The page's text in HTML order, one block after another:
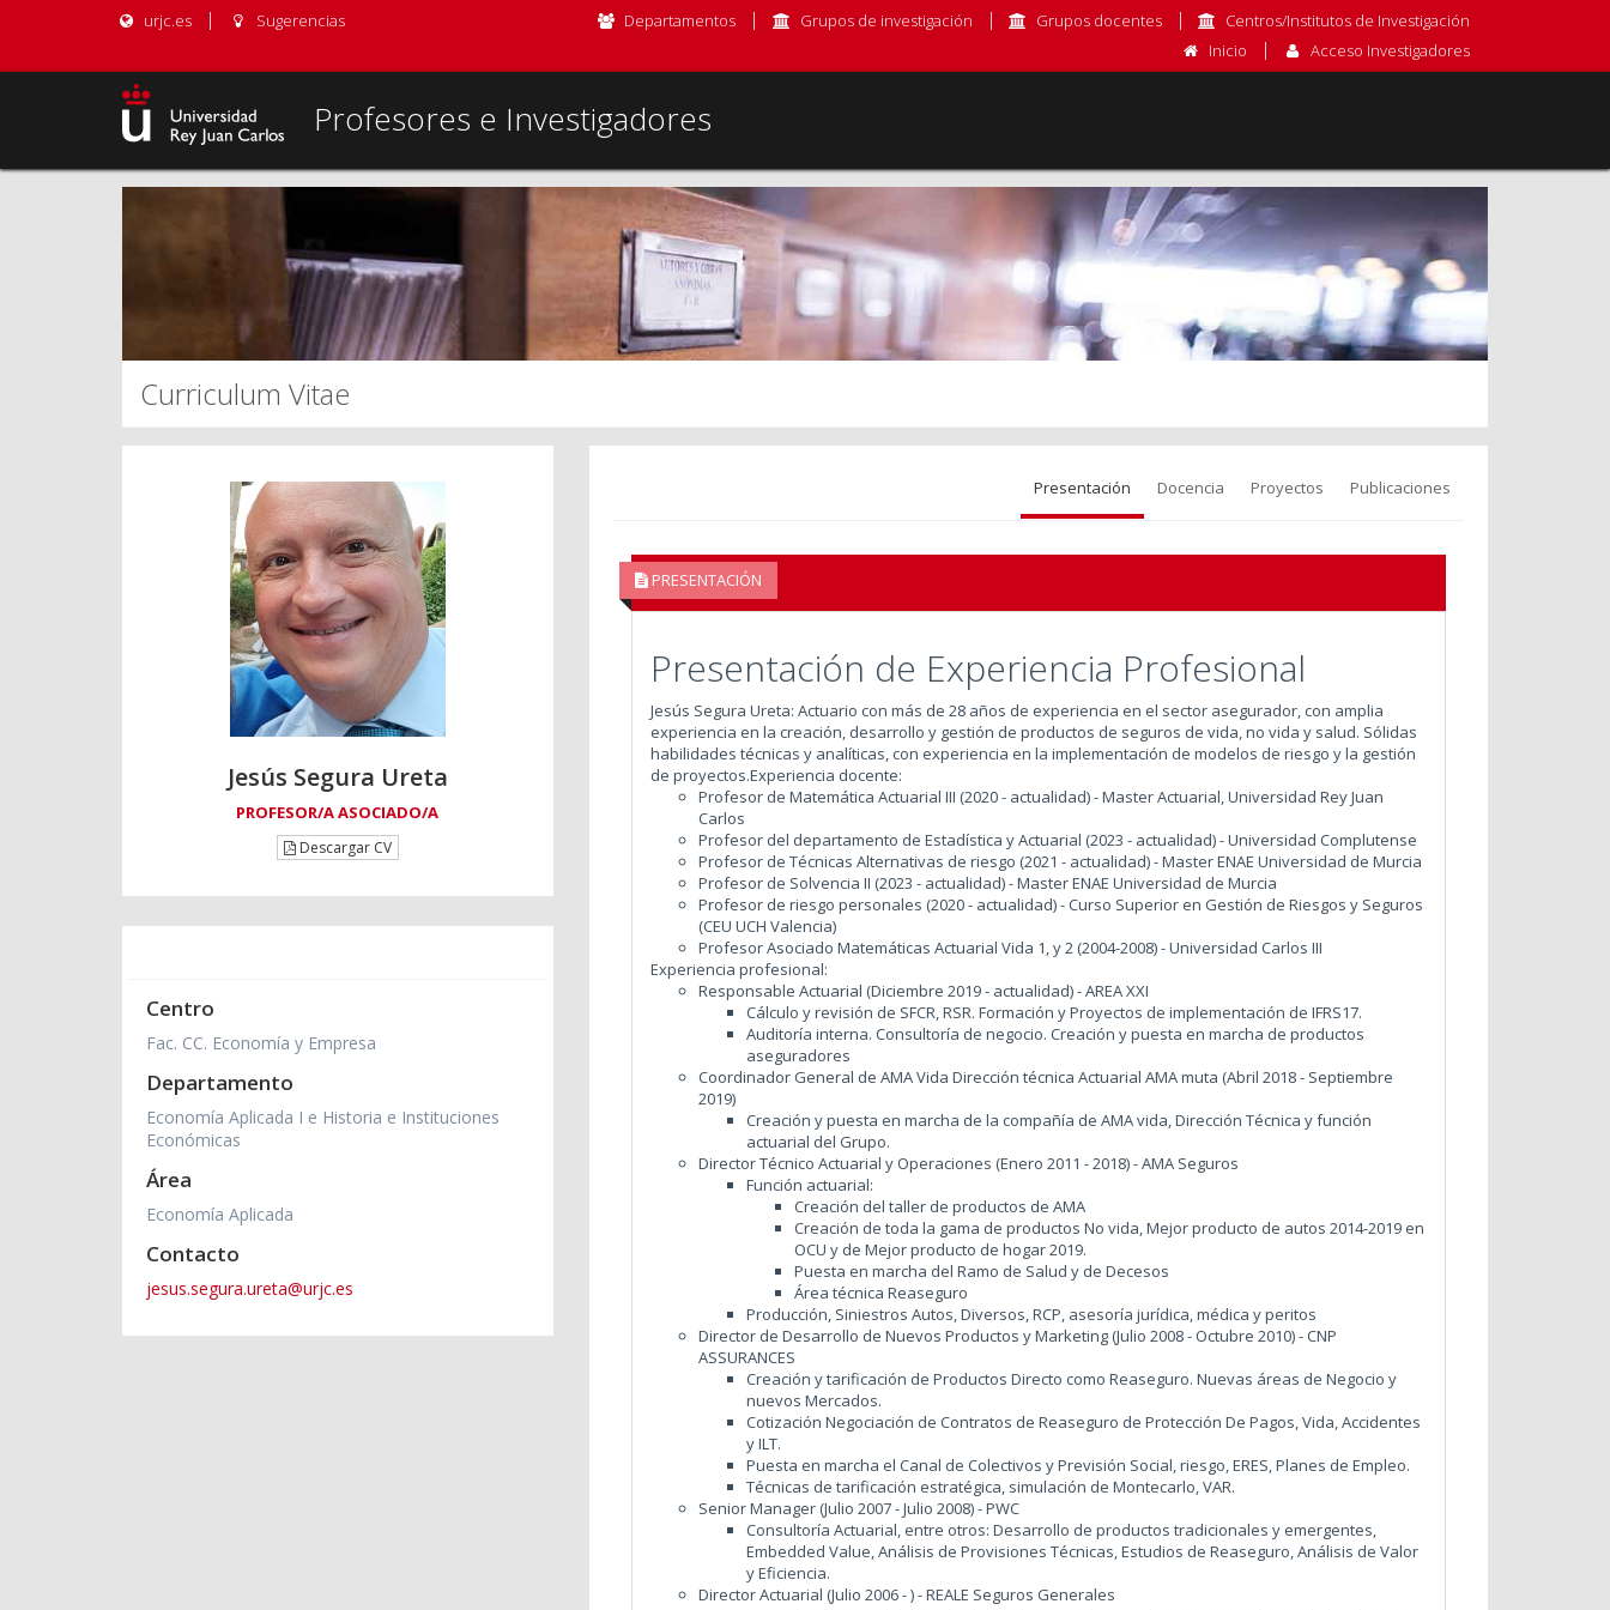
urjc.es Sugerencias Departamentos Grupos de investigación Grupos docentes
Centros/Institutos de Investigación
Inicio
Acceso Investigadores
Profesores e Investigadores
Curriculum Vitae
Jesús Segura Ureta
PROFESOR/A ASOCIADO/A
Descargar CV
Centro
Fac. CC. Economía y Empresa
Departamento
Economía Aplicada I e Historia e Instituciones
Económicas
Área
Economía Aplicada
Contacto
jesus.segura.ureta@urjc.es
Presentación Docencia Proyectos Publicaciones
PRESENTACIÓN
Presentación de Experiencia Profesional
Jesús Segura Ureta: Actuario con más de 28 años de experiencia en el sector asegurador, con amplia
experiencia en la creación, desarrollo y gestión de productos de seguros de vida, no vida y salud. Sólidas
habilidades técnicas y analíticas, con experiencia en la implementación de modelos de riesgo y la gestión
de proyectos.Experiencia docente:
Profesor de Matemática Actuarial III (2020 - actualidad) - Master Actuarial, Universidad Rey Juan
Carlos
Profesor del departamento de Estadística y Actuarial (2023 - actualidad) - Universidad Complutense
Profesor de Técnicas Alternativas de riesgo (2021 - actualidad) - Master ENAE Universidad de Murcia
Profesor de Solvencia II (2023 - actualidad) - Master ENAE Universidad de Murcia
Profesor de riesgo personales (2020 - actualidad) - Curso Superior en Gestión de Riesgos y Seguros
(CEU UCH Valencia)
Profesor Asociado Matemáticas Actuarial Vida 1, y 2 (2004-2008) - Universidad Carlos III
Experiencia profesional:
Responsable Actuarial (Diciembre 2019 - actualidad) - AREA XXI
Cálculo y revisión de SFCR, RSR. Formación y Proyectos de implementación de IFRS17.
Auditoría interna. Consultoría de negocio. Creación y puesta en marcha de productos
aseguradores
Coordinador General de AMA Vida Dirección técnica Actuarial AMA muta (Abril 2018 - Septiembre
2019)
Creación y puesta en marcha de la compañía de AMA vida, Dirección Técnica y función
actuarial del Grupo.
Director Técnico Actuarial y Operaciones (Enero 2011 - 2018) - AMA Seguros
Función actuarial:
Creación del taller de productos de AMA
Creación de toda la gama de productos No vida, Mejor producto de autos 2014-2019 en
OCU y de Mejor producto de hogar 2019.
Puesta en marcha del Ramo de Salud y de Decesos
Área técnica Reaseguro
Producción, Siniestros Autos, Diversos, RCP, asesoría jurídica, médica y peritos
Director de Desarrollo de Nuevos Productos y Marketing (Julio 2008 - Octubre 2010) - CNP
ASSURANCES
Creación y tarificación de Productos Directo como Reaseguro. Nuevas áreas de Negocio y
nuevos Mercados.
Cotización Negociación de Contratos de Reaseguro de Protección De Pagos, Vida, Accidentes
y ILT.
Puesta en marcha el Canal de Colectivos y Previsión Social, riesgo, ERES, Planes de Empleo.
Técnicas de tarificación estratégica, simulación de Montecarlo, VAR.
Senior Manager (Julio 2007 - Julio 2008) - PWC
Consultoría Actuarial, entre otros: Desarrollo de productos tradicionales y emergentes,
Embedded Value, Análisis de Provisiones Técnicas, Estudios de Reaseguro, Análisis de Valor
y Eficiencia.
Director Actuarial (Julio 2006 - ) - REALE Seguros Generales